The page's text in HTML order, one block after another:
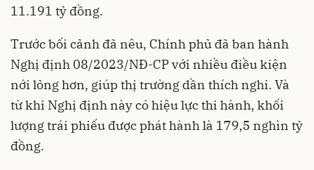
11.191 tỷ đồng.
Trước bối cảnh đã nêu, Chính phủ đã ban hành
Nghị định 08/2023/NĐ-CP với nhiều điều kiện
nới lỏng hơn, giúp thị trường dần thích nghi. Và
từ khi Nghị định này có hiệu lực thi hành, khối
lượng trái phiếu được phát hành là 179,5 nghìn tỷ
đồng.